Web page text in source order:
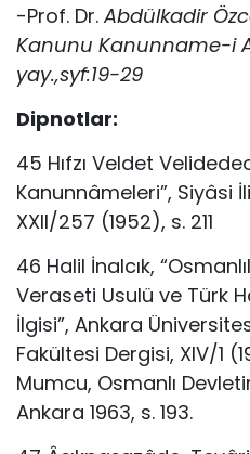
-Prof. Dr. Abdülkadir
Kanunu Kanunname-i
yay.,syf:19-29
Dipnotlar:
45 Hıfzı Veldet
Kanunnâmeleri”, Siyâsi
XXII/257 (1952), s. 211
46 Halil İnalcık,
Veraseti Usulü ve Türk
İlgisi”, Ankara
Fakültesi Dergisi, XIV/1
Mumcu, Osmanlı
Ankara 1963, s. 193.